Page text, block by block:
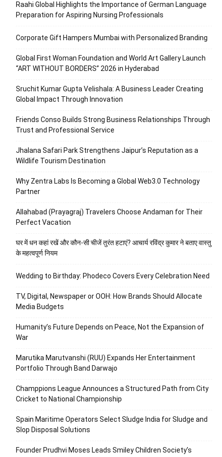
Raahi Global Highlights the Importance of German Language
Preparation for Aspiring Nursing Professionals
Corporate Gift Hampers Mumbai with Personalized Branding
Global First Woman Foundation and World Art Gallery Launch
“ART WITHOUT BORDERS” 2026 in Hyderabad
Sruchit Kumar Gupta Velishala: A Business Leader Creating
Global Impact Through Innovation
Friends Conso Builds Strong Business Relationships Through
Trust and Professional Service
Jhalana Safari Park Strengthens Jaipur’s Reputation as a
Wildlife Tourism Destination
Why Zentra Labs Is Becoming a Global Web3.0 Technology
Partner
Allahabad (Prayagraj) Travelers Choose Andaman for Their
Perfect Vacation
घर में धन कहां रखें और कौन-सी चीजें तुरंत हटाएं? आचार्य रविंद्र कुमार ने बताए वास्तु
के महत्वपूर्ण नियम
Wedding to Birthday: Phodeco Covers Every Celebration Need
TV, Digital, Newspaper or OOH: How Brands Should Allocate
Media Budgets
Humanity’s Future Depends on Peace, Not the Expansion of
War
Marutika Marutvanshi (RUU) Expands Her Entertainment
Portfolio Through Band Darwajo
Champpions League Announces a Structured Path from City
Cricket to National Championship
Spain Maritime Operators Select Sludge India for Sludge and
Slop Disposal Solutions
Founder Prudhvi Moses Leads Smiley Children Society’s